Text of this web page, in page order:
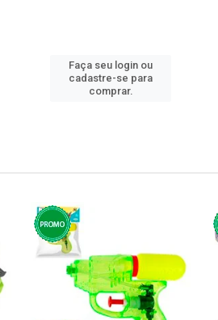
Faça seu login ou
cadastre-se para
comprar.